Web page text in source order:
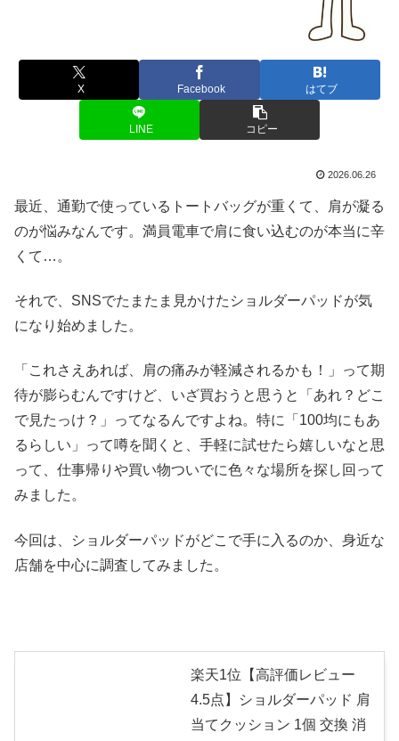
X Facebook はてブ
LINE コピー
2026.06.26
最近、通勤で使っているトートバッグが重くて、肩が凝る
のが悩みなんです。満員電車で肩に食い込むのが本当に辛
くて…。
それで、SNSでたまたま見かけたショルダーパッドが気
になり始めました。
「これさえあれば、肩の痛みが軽減されるかも！」って期
待が膨らむんですけど、いざ買おうと思うと「あれ？どこ
で見たっけ？」ってなるんですよね。特に「100均にもあ
るらしい」って噂を聞くと、手軽に試せたら嬉しいなと思
って、仕事帰りや買い物ついでに色々な場所を探し回って
みました。
今回は、ショルダーパッドがどこで手に入るのか、身近な
店舗を中心に調査してみました。
楽天1位【高評価レビュー
4.5点】ショルダーパッド 肩
当てクッション 1個 交換 消